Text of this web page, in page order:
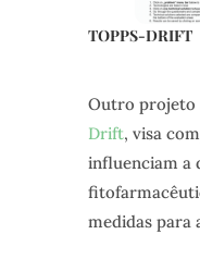
TOPPS-DRIFT
Outro projeto
Drift, visa
influenciam a
medidas para